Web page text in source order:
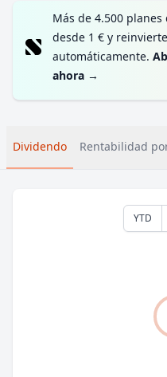
Más de 4.500
desde 1 € y
automáticamente.
ahora →
Dividendo Rentabilidad
YTD